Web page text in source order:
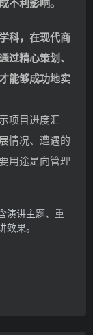
不利影响。
科，在现代商
过精心策划、
能够成功地实
项目进度汇
情况、遭遇的
用途是向管理
演讲主题、重
果。